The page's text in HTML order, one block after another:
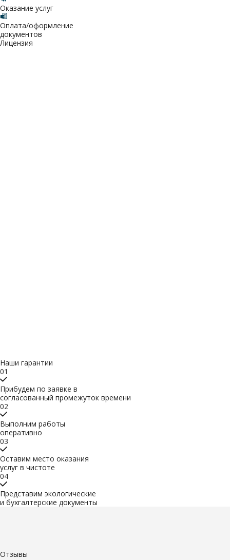
Оказание услуг
Оплата/оформление
документов
Лицензия
Наши гарантии
01
Прибудем по заявке в
согласованный промежуток времени
02
Выполним работы
оперативно
03
Оставим место оказания
услуг в чистоте
04
Представим экологические
и бухгалтерские документы
Отзывы